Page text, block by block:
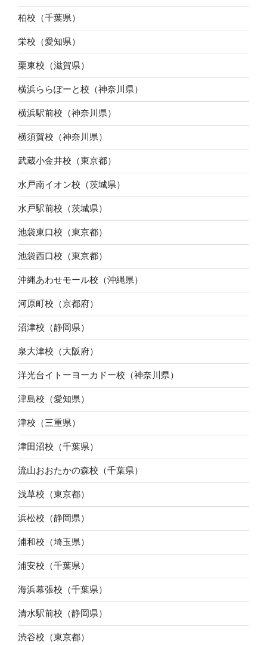
柏校（千葉県）
栄校（愛知県）
栗東校（滋賀県）
横浜ららぽーと校（神奈川県）
横浜駅前校（神奈川県）
横須賀校（神奈川県）
武蔵小金井校（東京都）
水戸南イオン校（茨城県）
水戸駅前校（茨城県）
池袋東口校（東京都）
池袋西口校（東京都）
沖縄あわせモール校（沖縄県）
河原町校（京都府）
沼津校（静岡県）
泉大津校（大阪府）
洋光台イトーヨーカドー校（神奈川県）
津島校（愛知県）
津校（三重県）
津田沼校（千葉県）
流山おおたかの森校（千葉県）
浅草校（東京都）
浜松校（静岡県）
浦和校（埼玉県）
浦安校（千葉県）
海浜幕張校（千葉県）
清水駅前校（静岡県）
渋谷校（東京都）